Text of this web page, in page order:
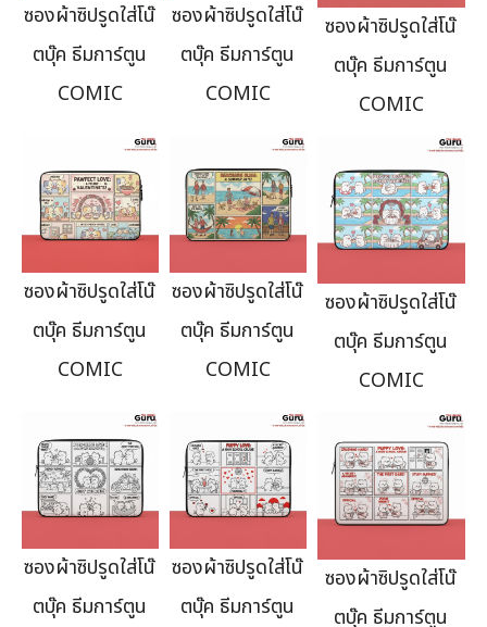
ซองผ้าซิปรูดใส่โน๊
ตบุ๊ค ธีมการ์ตูน
COMIC
ซองผ้าซิปรูดใส่โน๊
ตบุ๊ค ธีมการ์ตูน
COMIC
ซองผ้าซิปรูดใส่โน๊
ตบุ๊ค ธีมการ์ตูน
COMIC
ซองผ้าซิปรูดใส่โน๊
ตบุ๊ค ธีมการ์ตูน
COMIC
ซองผ้าซิปรูดใส่โน๊
ตบุ๊ค ธีมการ์ตูน
COMIC
ซองผ้าซิปรูดใส่โน๊
ตบุ๊ค ธีมการ์ตูน
COMIC
ซองผ้าซิปรูดใส่โน๊
ตบุ๊ค ธีมการ์ตูน
ซองผ้าซิปรูดใส่โน๊
ตบุ๊ค ธีมการ์ตูน
ซองผ้าซิปรูดใส่โน๊
ตบุ๊ค ธีมการ์ตูน